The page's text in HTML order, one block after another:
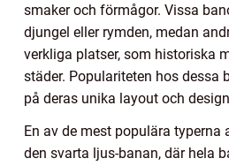
smaker och förmågor. Vissa
djungel eller rymden, medan
verkliga platser, som historiska
städer. Populariteten hos dessa
på deras unika layout och
En av de mest populära
den svarta ljus-banan, där hela